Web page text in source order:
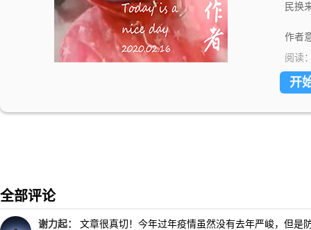
民换
作者
阅读
开
全部评论
谢力起： 文章很真切！今年过年疫情虽然没有去年严峻，但是